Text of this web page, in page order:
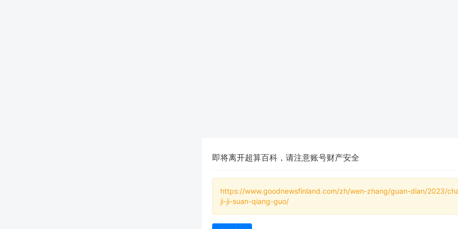
即将离开超算百科，请注意账号财产安全
https://www.goodnewsfinland.com/zh/wen-zhang/guan-dian/2023/
ji-ji-suan-qiang-guo/